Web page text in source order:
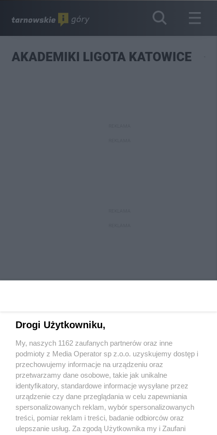
AKADEMIKI LIGOTA KATOWICE
Wydawca mediówlokalnych
Nie zapomnij
zapoznać się z:
polityką prywatności regulamin korzystania z portali
Twojemiasto Skontaktuj się z nami
Drogi Użytkowniku,
My, naszych 1162 zaufanych partnerów oraz inne
podmioty z Media Operator sp z.o.o. uzyskujemy dostęp i
przechowujemy informacje na urządzeniu oraz
przetwarzamy dane osobowe, takie jak unikalne
identyfikatory, standardowe informacje wysyłane przez
urządzenie czy dane przeglądania w celu zapewniania
spersonalizowanych reklam, wybór spersonalizowanych
treści, pomiar reklam i treści, badanie odbiorców oraz
ulepszanie usług. Za zgodą Użytkownika my i Zaufani